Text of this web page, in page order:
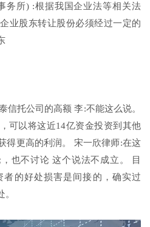
务所) :根据我国企业法等相关法
业股东转让股份必须经过一定的
信托公司的高额 李:不能这么说。
可以将这近14亿资金投资到其他
得更高的利润。 宋一欣律师:在这
也不讨论 这个说法不成立。 目
的好处损害是间接的，确实过